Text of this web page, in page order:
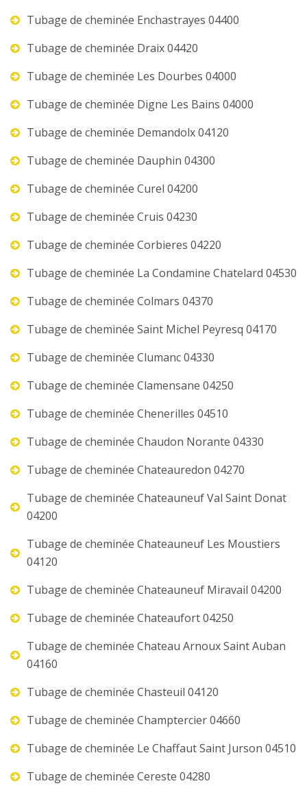
Tubage de cheminée Enchastrayes 04400
Tubage de cheminée Draix 04420
Tubage de cheminée Les Dourbes 04000
Tubage de cheminée Digne Les Bains 04000
Tubage de cheminée Demandolx 04120
Tubage de cheminée Dauphin 04300
Tubage de cheminée Curel 04200
Tubage de cheminée Cruis 04230
Tubage de cheminée Corbieres 04220
Tubage de cheminée La Condamine Chatelard 04530
Tubage de cheminée Colmars 04370
Tubage de cheminée Saint Michel Peyresq 04170
Tubage de cheminée Clumanc 04330
Tubage de cheminée Clamensane 04250
Tubage de cheminée Chenerilles 04510
Tubage de cheminée Chaudon Norante 04330
Tubage de cheminée Chateauredon 04270
Tubage de cheminée Chateauneuf Val Saint Donat
04200
Tubage de cheminée Chateauneuf Les Moustiers
04120
Tubage de cheminée Chateauneuf Miravail 04200
Tubage de cheminée Chateaufort 04250
Tubage de cheminée Chateau Arnoux Saint Auban
04160
Tubage de cheminée Chasteuil 04120
Tubage de cheminée Champtercier 04660
Tubage de cheminée Le Chaffaut Saint Jurson 04510
Tubage de cheminée Cereste 04280